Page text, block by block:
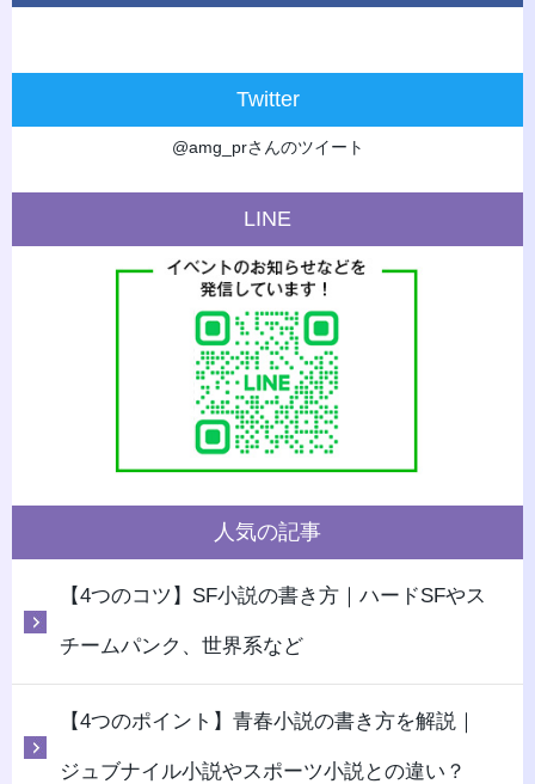
Twitter
@amg_prさんのツイート
LINE
人気の記事
【4つのコツ】SF小説の書き方｜ハードSFやス
チームパンク、世界系など
【4つのポイント】青春小説の書き方を解説｜
ジュブナイル小説やスポーツ小説との違い？